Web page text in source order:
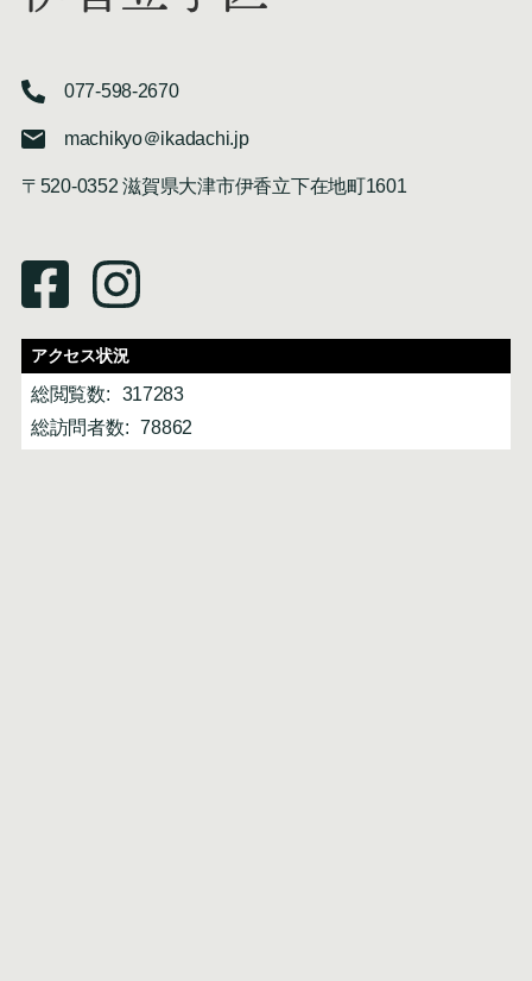
077-598-2670
machikyo＠ikadachi.jp
〒520-0352 滋賀県大津市伊香立下在地町1601
アクセス状況
総閲覧数:
317283
総訪問者数:
78862